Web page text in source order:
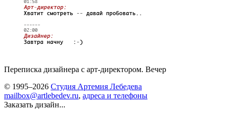
Переписка дизайнера с арт-директором. Вечер
© 1995–2026 Студия Артемия Лебедева
mailbox@artlebedev.ru, адреса и телефоны
Заказать дизайн...